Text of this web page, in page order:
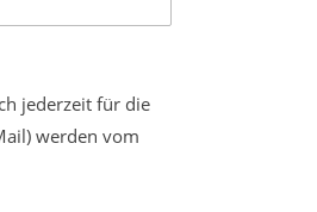
jederzeit für die
werden vom